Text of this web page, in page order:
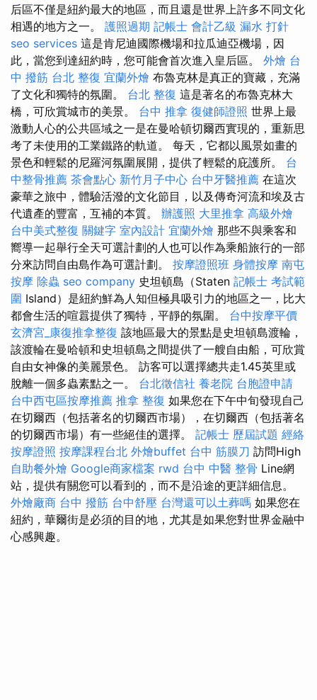
后區不僅是紐約最大的地區，而且還是世界上許多不同文化
相遇的地方之一。 護照過期 記帳士 會計乙級 漏水 打針
seo services 這是肯尼迪國際機場和拉瓜迪亞機場，因
此，當您到達紐約時，您可能會首次進入皇后區。 外燴 台
中 撥筋 台北 整復 宜蘭外燴 布魯克林是真正的寶藏，充滿
了文化和獨特的氛圍。 台北 整復 這是著名的布魯克林大
橋，可欣賞城市的美景。 台中 推拿 復健師證照 世界上最
激動人心的公共區域之一是在曼哈頓切爾西實現的，重新思
考了未使用的工業鐵路的軌道。 每天，它都以風景如畫的
景色和輕鬆的尼羅河氛圍展開，提供了輕鬆的庇護所。 台
中整骨推薦 茶會點心 新竹月子中心 台中牙醫推薦 在這次
豪華之旅中，體驗活潑的文化節目，以及傳奇河流和埃及古
代遺產的豐富，互補的本質。 辦護照 大里推拿 高級外燴
台中美式整復 關鍵字 室內設計 宜蘭外燴 那些不與乘客和
嚮導一起舉行全天可選計劃的人也可以作為乘船旅行的一部
分來訪問自由島作為可選計劃。 按摩證照班 身體按摩 南屯
按摩 除蟲 seo company 史坦頓島（Staten 記帳士 考試範
圍 Island）是紐約鮮為人知但極具吸引力的地區之一，比大
都會生活的喧囂提供了獨特，平靜的氛圍。 台中按摩平價
玄濟宮_康復推拿整復 該地區最大的景點是史坦頓島渡輪，
該渡輪在曼哈頓和史坦頓島之間提供了一艘自由船，可欣賞
自由女神像的美麗景色。 訪客可以選擇總共走1.45英里或
脫離一個多蟲素點之一。 台北徵信社 養老院 台胞證申請
台中西屯區按摩推薦 推拿 整復 如果您在下午中旬發現自己
在切爾西（包括著名的切爾西市場），在切爾西（包括著名
的切爾西市場）有一些絕佳的選擇。 記帳士 歷屆試題 經絡
按摩證照 按摩課程台北 外燴buffet 台中 筋膜刀 訪問High
自助餐外燴 Google商家檔案 rwd 台中 中醫 整骨 Line網
站，提供有關您可以看到的，而不是沿途的更詳細信息。
外燴廠商 台中 撥筋 台中舒壓 台灣還可以土葬嗎 如果您在
紐約，華爾街是必須的目的地，尤其是如果您對世界金融中
心感興趣。